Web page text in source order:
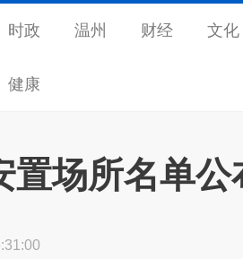
时政 温州 财经 文化
健康
置场所名单公